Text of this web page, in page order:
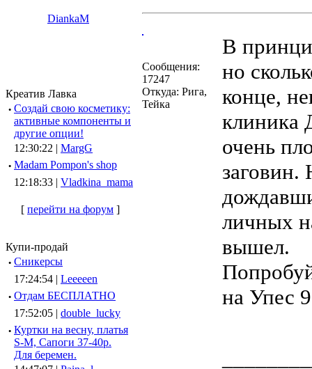
DiankaM
Креатив Лавка
· Создай свою косметику:
активные компоненты и
другие опции!
12:30:22 | MargG
· Madam Pompon's shop
12:18:33 | Vladkina_mama
[ перейти на форум ]
Купи-продай
· Сникерсы
17:24:54 | Leeeeen
· Отдам БЕСПЛАТНО
17:52:05 | double_lucky
· Куртки на весну, платья
S-M, Сапоги 37-40р.
Для беремен.
Сообщения:
17247
Откуда: Рига,
Тейка
В
но
конце,
клиника
очень
заговин.
личных
вышел.
на Упес